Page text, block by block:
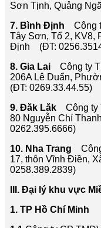
Sơn Tịnh, Quảng
7. Bình Định Công
Tây Sơn, Tổ 2, KV8,
Định (ĐT:
8. Gia Lai Công ty
206A Lê Duẩn,
(ĐT: 0269.33.44.55)
9. Đăk Lăk Công ty
80 Nguyễn Chí
0262.395.6666)
10. Nha Trang
17, thôn Vĩnh Điền,
0258.389.2839)
III. Đại lý khu vực
1. TP Hồ Chí Minh